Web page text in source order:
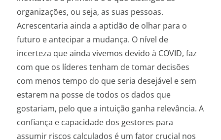
organizações, ou seja, as suas pessoas.
Acrescentaria ainda a aptidão de olhar para o
futuro e antecipar a mudança. O nível de
incerteza que ainda vivemos devido à COVID, faz
com que os líderes tenham de tomar decisões
com menos tempo do que seria desejável e sem
estarem na posse de todos os dados que
gostariam, pelo que a intuição ganha relevância. A
confiança e capacidade dos gestores para
assumir riscos calculados é um fator crucial nos